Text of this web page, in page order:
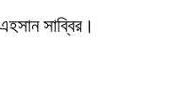
সাব্বির।